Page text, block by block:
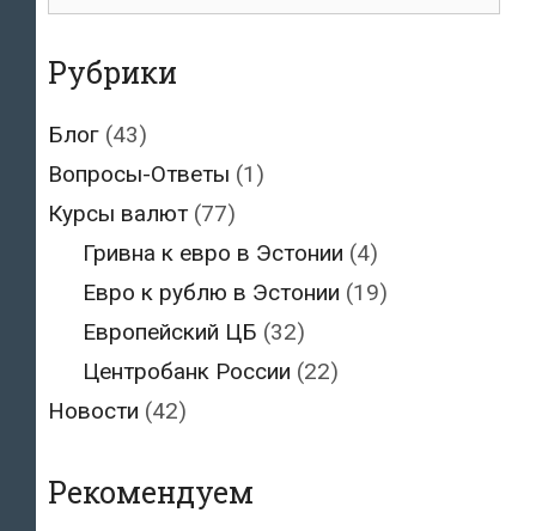
Рубрики
Блог (43)
Вопросы-Ответы (1)
Курсы валют (77)
Гривна к евро в Эстонии (4)
Евро к рублю в Эстонии (19)
Европейский ЦБ (32)
Центробанк России (22)
Новости (42)
Рекомендуем